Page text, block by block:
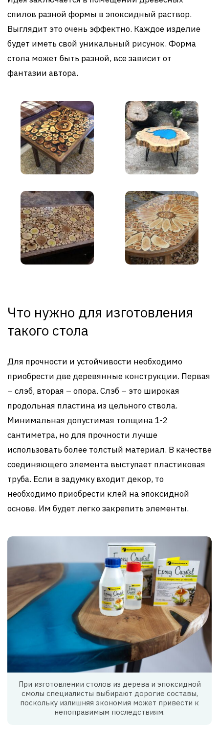
спилов разной формы в эпоксидный раствор.
Выглядит это очень эффектно. Каждое изделие
будет иметь свой уникальный рисунок. Форма
стола может быть разной, все зависит от
фантазии автора.
Что нужно для изготовления
такого стола
Для прочности и устойчивости необходимо
приобрести две деревянные конструкции. Первая
– слэб, вторая – опора. Слэб – это широкая
продольная пластина из цельного ствола.
Минимальная допустимая толщина 1-2
сантиметра, но для прочности лучше
использовать более толстый материал. В качестве
соединяющего элемента выступает пластиковая
труба. Если в задумку входит декор, то
необходимо приобрести клей на эпоксидной
основе. Им будет легко закрепить элементы.
При изготовлении столов из дерева и эпоксидной
смолы специалисты выбирают дорогие составы,
поскольку излишняя экономия может привести к
непоправимым последствиям.